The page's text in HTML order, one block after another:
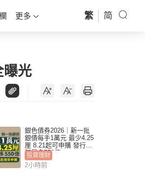
更多 繁 简
曝光
銀色債券2026｜新一批
銀債每手1萬元 最少4.25
厘 8.21起可申購 發行金
額最多550億
投資理財
2小時前